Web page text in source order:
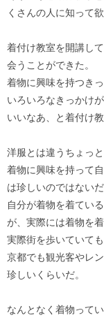
くさんの人に知って
着付け教室を開講し
会うことができた。
着物に興味を持つき
いろいろなきっかけ
いいなあ、と着付け
洋服とは違うちょっ
着物に興味を持って
は珍しいのではないだ
自分が着物を着てい
が、実際には着物を
実際街を歩いていて
京都でも観光客やレ
珍しいくらいだ。
なんとなく着物って